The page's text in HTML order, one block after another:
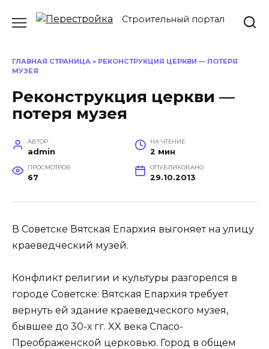
Строительный портал
ГЛАВНАЯ СТРАНИЦА » РЕКОНСТРУКЦИЯ ЦЕРКВИ — ПОТЕРЯ
МУЗЕЯ
Реконструкция церкви —
потеря музея
АВТОР
admin
НА ЧТЕНИЕ
2 мин
ПРОСМОТРОВ
67
ОПУБЛИКОВАНО
29.10.2013
В Советске Вятская Епархия выгоняет на улицу
краеведческий музей.
Конфликт религии и культуры разгорелся в
городе Советске: Вятская Епархия требует
вернуть ей здание краеведческого музея,
бывшее до 30-х гг. XX века Спасо-
Преображенской церковью. Город в общем